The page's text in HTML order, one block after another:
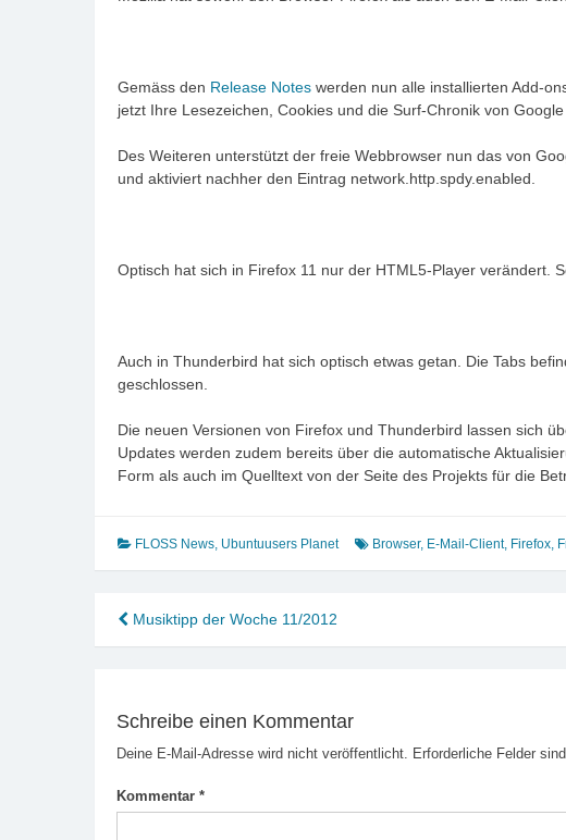
Gemäss den Release Notes werden nun alle installierten Add-
jetzt Ihre Lesezeichen, Cookies und die Surf-Chronik von
Des Weiteren unterstützt der freie Webbrowser nun das von
und aktiviert nachher den Eintrag network.http.spdy.enabled.
Optisch hat sich in Firefox 11 nur der HTML5-Player verändert.
Auch in Thunderbird hat sich optisch etwas getan. Die Tabs
geschlossen.
Die neuen Versionen von Firefox und Thunderbird lassen sich
Updates werden zudem bereits über die automatische
Form als auch im Quelltext von der Seite des Projekts für die
FLOSS News, Ubuntuusers Planet Browser, E-Mail-Client, Firefox,
Beitragsnavigation
Musiktipp der Woche 11/2012
Schreibe einen Kommentar
Deine E-Mail-Adresse wird nicht veröffentlicht. Erforderliche Felder
Kommentar *